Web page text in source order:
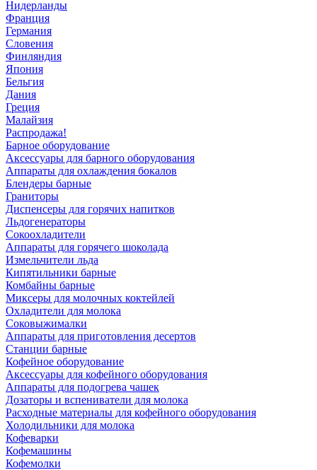
Нидерланды
Франция
Германия
Словения
Финляндия
Япония
Бельгия
Дания
Греция
Малайзия
Распродажа!
Барное оборудование
Аксессуары для барного оборудования
Аппараты для охлаждения бокалов
Блендеры барные
Граниторы
Диспенсеры для горячих напитков
Льдогенераторы
Сокоохладители
Аппараты для горячего шоколада
Измельчители льда
Кипятильники барные
Комбайны барные
Миксеры для молочных коктейлей
Охладители для молока
Соковыжималки
Аппараты для приготовления десертов
Станции барные
Кофейное оборудование
Аксессуары для кофейного оборудования
Аппараты для подогрева чашек
Дозаторы и вспениватели для молока
Расходные материалы для кофейного оборудования
Холодильники для молока
Кофеварки
Кофемашины
Кофемолки